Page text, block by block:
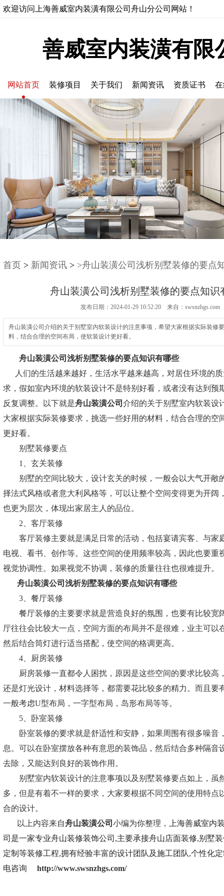
欢迎访问上海善威室内装潢有限公司舟山分公司网站！
善威室内装潢有限
网站首页 装修项目 关于我们 新闻资讯 资质证书
首页 > 新闻资讯 > >舟山装潢公司浅析别墅装修的要点
舟山装潢公司浅析别墅装修的要点知识
发布日期：2024-01-29 10:52:20 来自：swsnzhgs.com
舟山装潢公司介绍的关于别墅室内软装设计的注意事项，希望大家根据实际装修
料，结合合理的空间布局，使软装设计更好看。
舟山装潢公司 浅析别墅装修的要点知识有哪些
人们的生活越来越好，生活水平越来越高，对居住环境的
求，假如室内环境的软装设计不是特别好看，或者没有达到预
反复调整。以下就是舟山装潢公司 介绍的关于别墅室内软装设
大家根据实际装修要求，挑选一些好用的材料，结合合理的空
更好看。
别墅装修要点
1、玄关装修
别墅的空间比较大，设计玄关的时候，一般会以大气开敞
择法式风格或者意大利风格等，可以让整个空间变得更为开阔
也更为层次，体现出家居主人的品位。
2、客厅装修
客厅装修主要就是满足日常的活动，包括宴请宾客、与家
电视、看书、创作等。这些空间的使用频率较高，因此也要重
视觉协调性。如果视觉不协调，装修的质量往往也很难提升。
舟山装潢公司 浅析别墅装修的要点知识有哪些
3、餐厅装修
餐厅装修的主要要求就是营造良好的氛围，也要有比较宽
厅往往会比较大一点，空间方面的布局并不是很难，业主可以
然后结合筒灯进行适当搭配，使空间的格调更高。
4、厨房装修
厨房装修一直都令人困扰，原因是这些空间的要求比较高
还是灯光设计，材料选择等，都需要花比较多的精力。而且要
一般考虑U型布局，一字型布局，岛形布局等等。
5、卧室装修
卧室装修的要求就是舒适性和安静，如果周围有很多噪音
息。可以在卧室摆放各种有意思的装饰品，然后结合多种隔音
去除，又能达到良好的装饰作用。
别墅室内软装设计的注意事项以及别墅装修要点如上，虽
多，但是有着不一样的要求，大家要根据不同空间的使用特点
合的设计。
以上内容来自舟山装潢公司 小编为你整理，
上海善威室内
司是一家专业舟山装修装饰公司,主要承接舟山店面装修,别墅
定制等装修工程,拥有经验丰富的设计团队及施工团队,个性化
电咨询
http://www.swsnzhgs.com/